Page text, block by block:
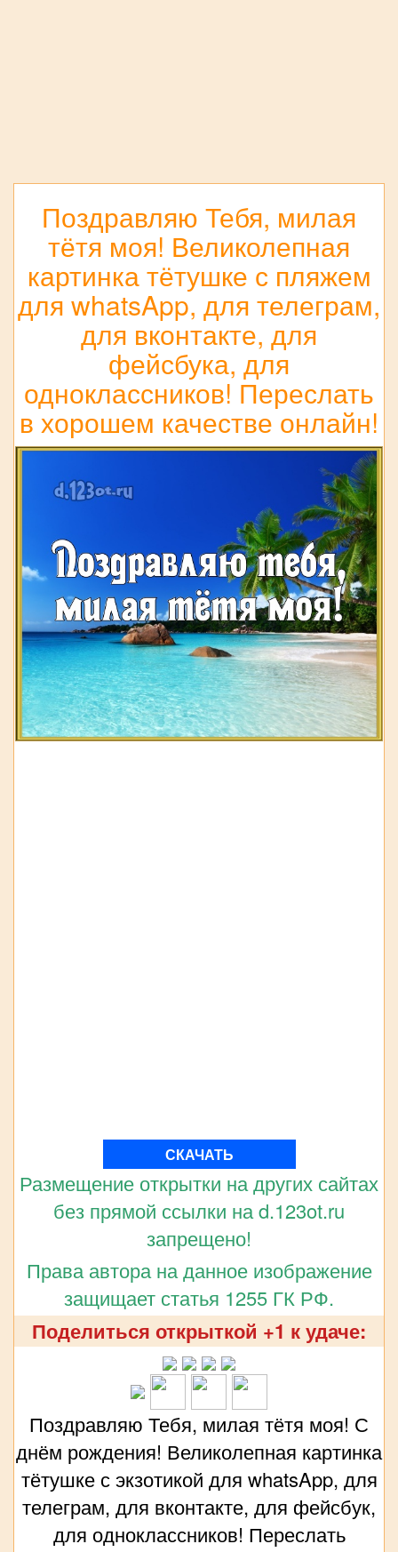
Поздравляю Тебя, милая
тётя моя! Великолепная
картинка тётушке с пляжем
для whatsApp, для телеграм,
для вконтакте, для
фейсбука, для
одноклассников! Переслать
в хорошем качестве онлайн!
СКАЧАТЬ
Размещение открытки на других сайтах
без прямой ссылки на d.123ot.ru
запрещено!
Права автора на данное изображение
защищает статья 1255 ГК РФ.
Поделиться открыткой +1 к удаче:
Поздравляю Тебя, милая тётя моя! С
днём рождения! Великолепная картинка
тётушке с экзотикой для whatsApp, для
телеграм, для вконтакте, для фейсбук,
для одноклассников! Переслать